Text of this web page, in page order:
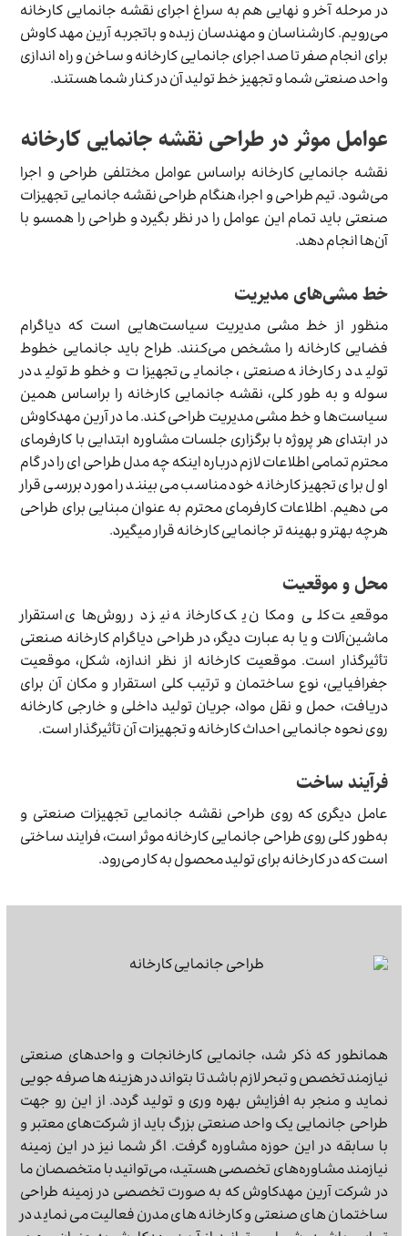
در مرحله آخر و نهایی هم به سراغ اجرای نقشه جانمایی کارخانه
می‌رویم. کارشناسان و مهندسان زبده و باتجربه آرین مهد کاوش
برای انجام صفر تا صد اجرای جانمایی کارخانه و ساخن و راه اندازی
واحد صنعتی شما و تجهیز خط تولید آن در کنار شما هستند.
عوامل موثر در طراحی نقشه جانمایی کارخانه
نقشه جانمایی کارخانه براساس عوامل مختلفی طراحی و اجرا
می‌شود. تیم طراحی و اجرا، هنگام طراحی نقشه جانمایی تجهیزات
صنعتی باید تمام این عوامل را در نظر بگیرد و طراحی را همسو با
آن‌ها انجام دهد.
خط مشی‌های مدیریت
منظور از خط‌‌ مشی مدیریت سیاست‌هایی است که دیاگرام
فضایی کارخانه را مشخص می‌کنند. طراح باید جانمایی خطوط
تولید در کارخانه صنعتی، جانمایی تجهیزات و خطوط تولید در
سوله و به طور کلی، نقشه جانمایی کارخانه را براساس همین
سیاست‌ها و خط مشی مدیریت طراحی کند. ما در آرین مهدکاوش
در ابتدای هر پروژه با برگزاری جلسات مشاوره ابتدایی با کارفرمای
محترم تمامی اطلاعات لازم درباره اینکه چه مدل طراحی ای را در گام
اول برای تجهیز کارخانه خود مناسب می بینند را مورد بررسی قرار
می دهیم. اطلاعات کارفرمای محترم به عنوان مبنایی برای طراحی
هرچه بهتر و بهینه تر جانمایی کارخانه قرار میگیرد.
محل و موقعیت
موقعیت کلی و مکان یک کارخانه نیز در روش‌های استقرار
ماشین‌آلات و یا به عبارت دیگر، در طراحی دیاگرام کارخانه صنعتی
تأثیرگذار است. موقعیت کارخانه از نظر اندازه، شکل، موقعیت
جغرافیایی، نوع ساختمان و ترتیب کلی استقرار و مکان آن برای
دریافت، حمل و نقل مواد، جریان تولید داخلی و خارجی کارخانه
روی نحوه جانمایی احداث کارخانه و تجهیزات آن تأثیرگذار است.
فرآیند ساخت
عامل دیگری که روی طراحی نقشه جانمایی تجهیزات صنعتی و
به‌طور کلی روی طراحی جانمایی کارخانه موثر است، فرایند ساختی
است که در کارخانه برای تولید محصول به کار می‌رود.
همانطور که ذکر شد، جانمایی کارخانجات و واحدهای صنعتی
نیازمند تخصص و تبحر لازم باشد تا بتواند در هزینه ها صرفه جویی
نماید و منجر به افزایش بهره وری و تولید گردد. از این رو جهت
طراحی جانمایی یک واحد صنعتی بزرگ باید از شرکت‌های معتبر و
با سابقه در این حوزه مشاوره گرفت. اگر شما نیز در این زمینه
نیازمند مشاوره‌های تخصصی هستید، می‌توانید با متخصصان ما
در شرکت آرین مهدکاوش که به صورت تخصصی در زمینه طراحی
ساختمان های صنعتی و کارخانه های مدرن فعالیت می نماید در